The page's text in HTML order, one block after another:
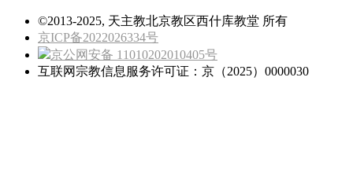
©2013-2025, 天主教北京教区西什库教堂 所有
京ICP备2022026334号
京公网安备 11010202010405号
互联网宗教信息服务许可证：京（2025）0000030